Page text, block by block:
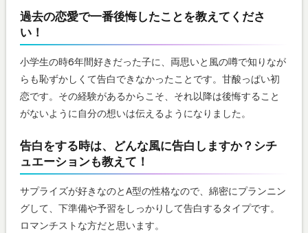
過去の恋愛で一番後悔したことを教えてくださ
い！
小学生の時6年間好きだった子に、両思いと風の噂で知りなが
らも恥ずかしくて告白できなかったことです。甘酸っぱい初
恋です。その経験があるからこそ、それ以降は後悔すること
がないように自分の想いは伝えるようになりました。
告白をする時は、どんな風に告白しますか？シチ
ュエーションも教えて！
サプライズが好きなのとA型の性格なので、綿密にプランニン
グして、下準備や予習をしっかりして告白するタイプです。
ロマンチストな方だと思います。